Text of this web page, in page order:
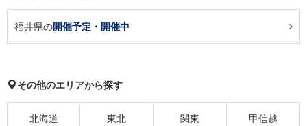
福井県の開催予定・開催中
その他のエリアから探す
北海道 東北 関東 甲信越